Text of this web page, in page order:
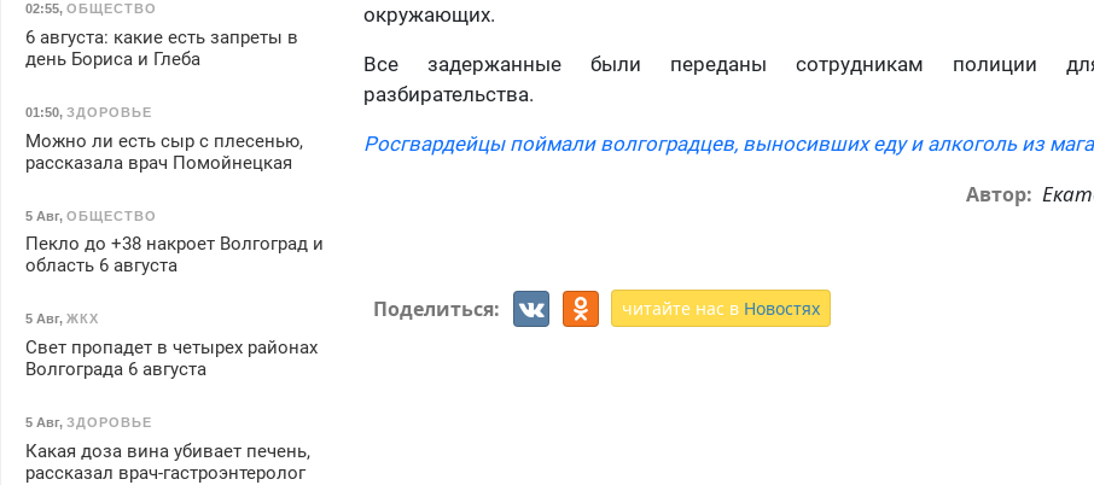
окружающих.
Все задержанные были переданы сотрудникам полиции
разбирательства.
Росгвардейцы поймали волгоградцев, выносивших еду и алкоголь из
Автор:
Поделиться: читайте нас в Новостях
02:55, ОБЩЕСТВО
6 августа: какие есть запреты в
день Бориса и Глеба
01:50, ЗДОРОВЬЕ
Можно ли есть сыр с плесенью,
рассказала врач Помойнецкая
5 Авг, ОБЩЕСТВО
Пекло до +38 накроет Волгоград и
область 6 августа
5 Авг, ЖКХ
Свет пропадет в четырех районах
Волгограда 6 августа
5 Авг, ЗДОРОВЬЕ
Какая доза вина убивает печень,
рассказал врач-гастроэнтеролог